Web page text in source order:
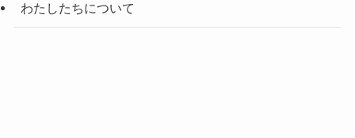
わたしたちについて